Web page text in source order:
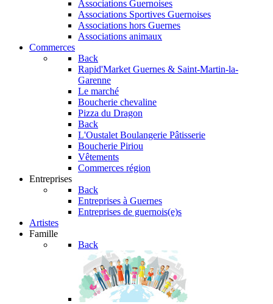
Associations Guernoises
Associations Sportives Guernoises
Associations hors Guernes
Associations animaux
Commerces
Back
Rapid'Market Guernes & Saint-Martin-la-
Garenne
Le marché
Boucherie chevaline
Pizza du Dragon
Back
L'Oustalet Boulangerie Pâtisserie
Boucherie Piriou
Vêtements
Commerces région
Entreprises
Back
Entreprises à Guernes
Entreprises de guernois(e)s
Artistes
Famille
Back